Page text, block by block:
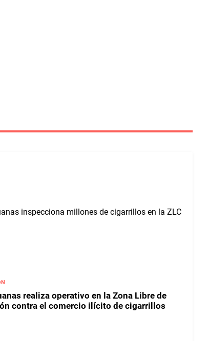
realiza operativo en la Zona Libre de
contra el comercio ilícito de cigarrillos